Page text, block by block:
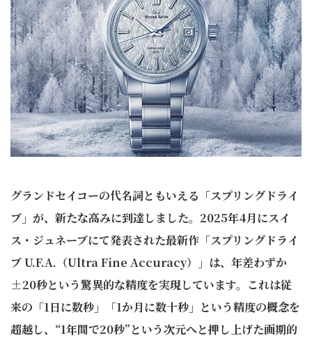
グランドセイコーの代名詞ともいえる「スプリングドライ
ブ」が、新たな高みに到達しました。2025年4月にスイ
ス・ジュネーブにて発表された最新作「スプリングドライ
ブ U.F.A.（Ultra Fine Accuracy）」は、年差わずか
±20秒という驚異的な精度を実現しています。これは従
来の「1日に数秒」「1か月に数十秒」という精度の概念を
超越し、“1年間で20秒”という次元へと押し上げた画期的